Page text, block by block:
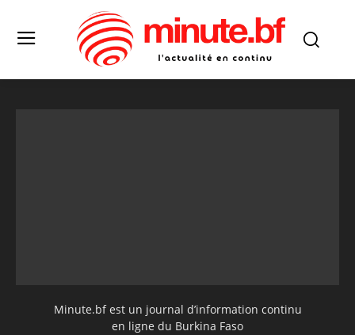
Minute.bf est un journal d’information continu
en ligne du Burkina Faso